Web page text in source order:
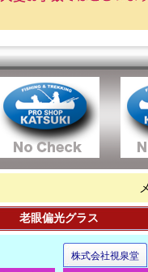
老眼偏光グラス
株式会社視泉堂